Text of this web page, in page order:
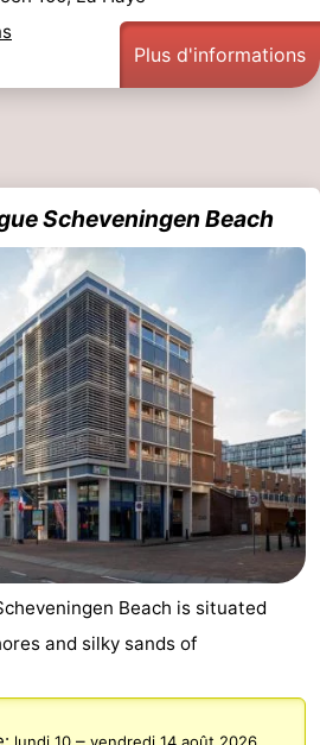
Plus d'informations
Scheveningen Beach
Beach is situated
and silky sands of
lundi 10 vendredi 14 août 2026